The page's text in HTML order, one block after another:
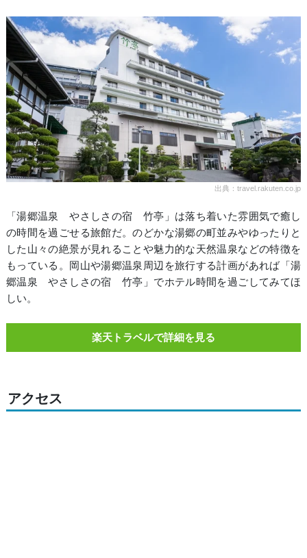
出典：travel.rakuten.co.jp
「湯郷温泉 やさしさの宿 竹亭」は落ち着いた雰囲気で癒し
の時間を過ごせる旅館だ。のどかな湯郷の町並みやゆったりと
した山々の絶景が見れることや魅力的な天然温泉などの特徴を
もっている。岡山や湯郷温泉周辺を旅行する計画があれば「湯
郷温泉 やさしさの宿 竹亭」でホテル時間を過ごしてみてほ
しい。
楽天トラベルで詳細を見る
アクセス